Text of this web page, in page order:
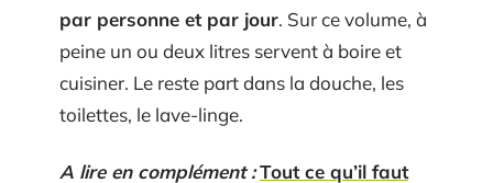
par personne et par jour. Sur ce volume, à
peine un ou deux litres servent à boire et
cuisiner. Le reste part dans la douche, les
toilettes, le lave-linge.
A lire en complément :Tout ce qu’il faut